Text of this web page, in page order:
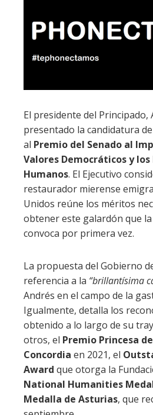
El presidente del Principado,
presentado la candidatura
al Premio del Senado al
Valores Democráticos y los
Humanos. El Ejecutivo
restaurador mierense
Unidos reúne los méritos
obtener este galardón que la
convoca por primera vez.
La propuesta del Gobierno
referencia a la “brillantísima
Andrés en el campo de la
Igualmente, detalla los
obtenido a lo largo de su
otros, el Premio Princesa
Concordia en 2021, el
Award que otorga la
National Humanities
Medalla de Asturias, que